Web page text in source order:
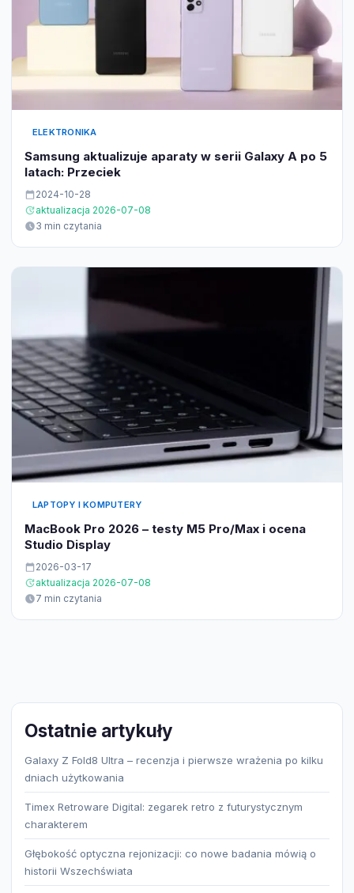
ELEKTRONIKA
Samsung aktualizuje aparaty w serii Galaxy A po 5
latach: Przeciek
2024-10-28
aktualizacja 2026-07-08
3 min czytania
LAPTOPY I KOMPUTERY
MacBook Pro 2026 – testy M5 Pro/Max i ocena
Studio Display
2026-03-17
aktualizacja 2026-07-08
7 min czytania
Ostatnie artykuły
Galaxy Z Fold8 Ultra – recenzja i pierwsze wrażenia po kilku
dniach użytkowania
Timex Retroware Digital: zegarek retro z futurystycznym
charakterem
Głębokość optyczna rejonizacji: co nowe badania mówią o
historii Wszechświata